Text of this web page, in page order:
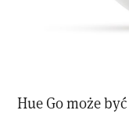
Hue Go może